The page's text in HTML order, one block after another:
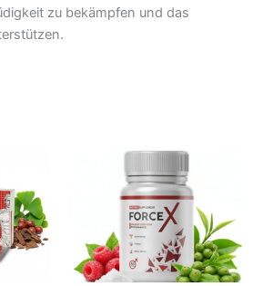
zu bekämpfen und das